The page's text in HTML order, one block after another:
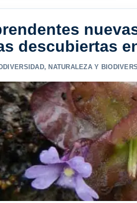
descubiertas
, NATURALEZA Y